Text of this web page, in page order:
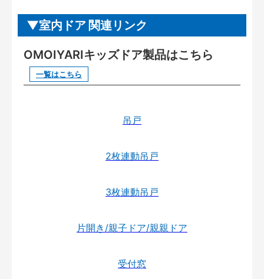
室内ドア 関連リンク
OMOIYARIキッズドア製品はこちら
一覧はこちら
吊戸
2枚連動吊戸
3枚連動吊戸
片開き/親子ドア/親親ドア
受付窓